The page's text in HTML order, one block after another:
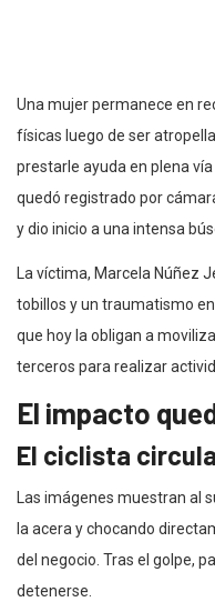
Una mujer permanece en
físicas luego de ser
prestarle ayuda en plena
quedó registrado por
y dio inicio a una intensa
La víctima, Marcela Núñez
tobillos y un traumatismo
que hoy la obligan a
terceros para realizar
El impacto
El ciclista
Las imágenes muestran al
la acera y chocando
del negocio. Tras el golpe,
detenerse.